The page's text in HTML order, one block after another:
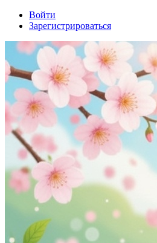
Войти
Зарегистрироваться